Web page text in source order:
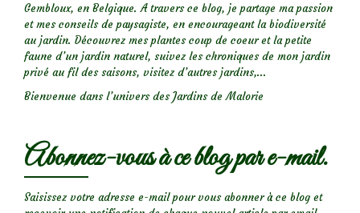
Gembloux, en Belgique. A travers ce blog, je partage ma passion
et mes conseils de paysagiste, en encourageant la biodiversité
au jardin. Découvrez mes plantes coup de coeur et la petite
faune d’un jardin naturel, suivez les chroniques de mon jardin
privé au fil des saisons, visitez d’autres jardins,...
Bienvenue dans l’univers des Jardins de Malorie
Abonnez-vous à ce blog par e-mail.
Saisissez votre adresse e-mail pour vous abonner à ce blog et